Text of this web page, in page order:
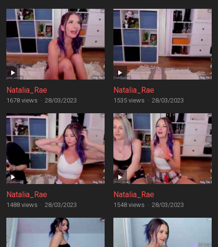
Natalia_Rae
1678 views · 28/03/2023
Natalia_Rae
1535 views · 28/03/2023
Natalia_Rae
1488 views · 28/03/2023
Natalia_Rae
1548 views · 28/03/2023